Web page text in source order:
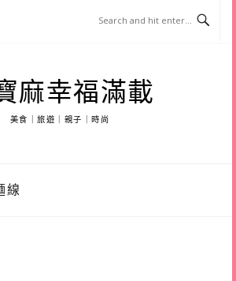
麻幸福滿載
美食｜旅遊｜親子｜時尚
線